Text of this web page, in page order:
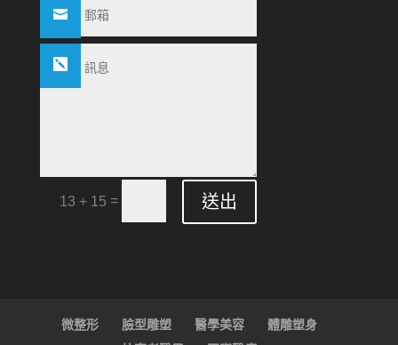
13 + 15 = 送出
微整形 臉型雕塑 醫學美容
體雕塑身